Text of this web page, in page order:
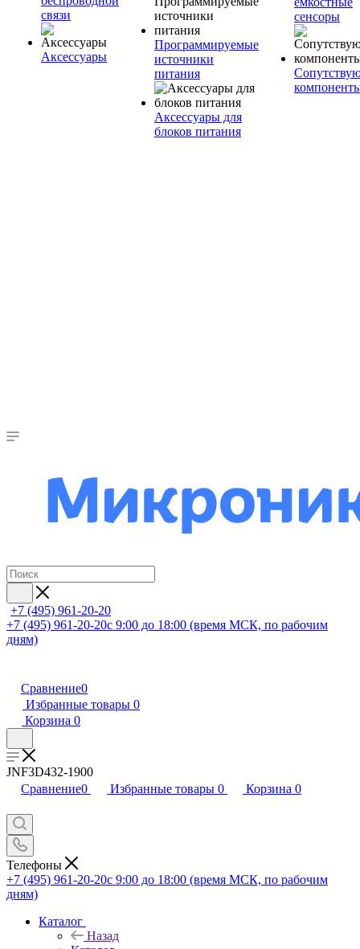
связи
Аксессуары
Программируемые
источники
питания
Аксессуары для
блоков питания
сенсоры
+7 (495) 961-20-20
+7 (495) 961-20-20с 9:00 до 18:00 (время МСК, по рабочим
дням)
Сравнение0
Избранные товары 0
Корзина 0
JNF3D432-1900
Сравнение0 Избранные товары 0 Корзина 0
Телефоны
+7 (495) 961-20-20с 9:00 до 18:00 (время МСК, по рабочим
дням)
Каталог
Назад